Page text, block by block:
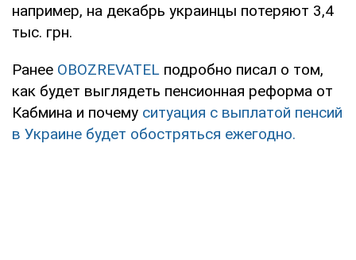
например, на декабрь украинцы потеряют 3,4
тыс. грн.
Ранее OBOZREVATEL подробно писал о том,
как будет выглядеть пенсионная реформа от
Кабмина и почему ситуация с выплатой пенсий
в Украине будет обостряться ежегодно.